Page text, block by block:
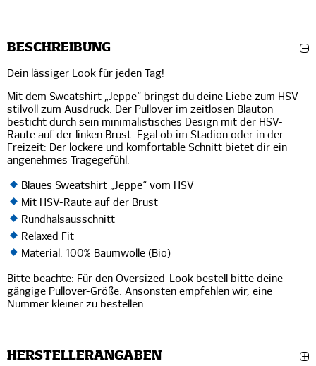
BESCHREIBUNG
Dein lässiger Look für jeden Tag!
Mit dem Sweatshirt „Jeppe“ bringst du deine Liebe zum HSV
stilvoll zum Ausdruck. Der Pullover im zeitlosen Blauton
besticht durch sein minimalistisches Design mit der HSV-
Raute auf der linken Brust. Egal ob im Stadion oder in der
Freizeit: Der lockere und komfortable Schnitt bietet dir ein
angenehmes Tragegefühl.
Blaues Sweatshirt „Jeppe“ vom HSV
Mit HSV-Raute auf der Brust
Rundhalsausschnitt
Relaxed Fit
Material: 100% Baumwolle (Bio)
Bitte beachte: Für den Oversized-Look bestell bitte deine
gängige Pullover-Größe. Ansonsten empfehlen wir, eine
Nummer kleiner zu bestellen.
HERSTELLERANGABEN